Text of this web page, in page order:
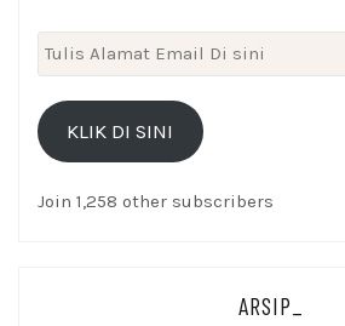
Tulis
Alamat
Email
KLIK DI SINI
Join 1,258 other subscribers
ARSIP_